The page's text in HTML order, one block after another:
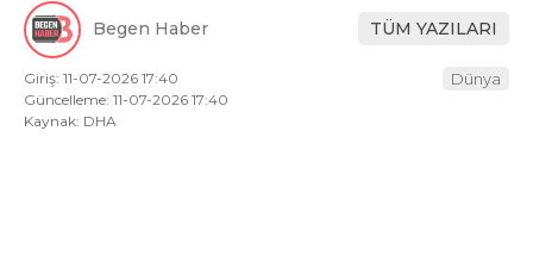
Begen Haber TÜM YAZILARI
Giriş: 11-07-2026 17:40
Güncelleme: 11-07-2026 17:40
Kaynak: DHA
Dünya